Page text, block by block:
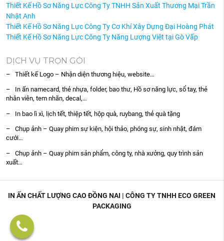
Thiết Kế Hồ Sơ Năng Lực Công Ty TNHH Sản Xuất Thương Mại Trần
Nhật Anh
Thiết Kế Hồ Sơ Năng Lực Công Ty Cơ Khí Xây Dựng Đại Hoàng Phát
Thiết Kế Hồ Sơ Năng Lực Công Ty Năng Lượng Việt tại Gò Vấp
DỊCH VỤ TRỌN GÓI
– Thiết kế Logo – Nhận diện thương hiệu, website…
– In ấn namecard, thẻ nhựa, folder, bao thư, Hồ sơ năng lực, sổ tay, thẻ
nhân viên, tem nhãn, decal,…
– In bao lì xì, lịch tết, thiệp tết, hộp quà, ruybang, thẻ quà tặng
– Chụp ảnh – Quay phim sự kiện, hội thảo, phóng sự, sinh nhật, đám
cưới…
– Chụp ảnh – Quay phim sản phẩm, công ty, nhà xưởng, quy trình sản
xuất…
IN ẤN CHẤT LƯỢNG CAO ĐỒNG NAI | CÔNG TY TNHH ECO GREEN
PACKAGING